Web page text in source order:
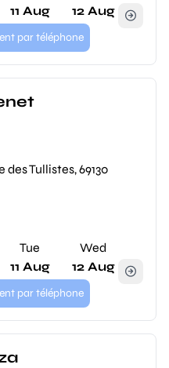
11 Aug
12 Aug
par téléphone
Tullistes, 69130
Tue
11 Aug
Wed
12 Aug
par téléphone